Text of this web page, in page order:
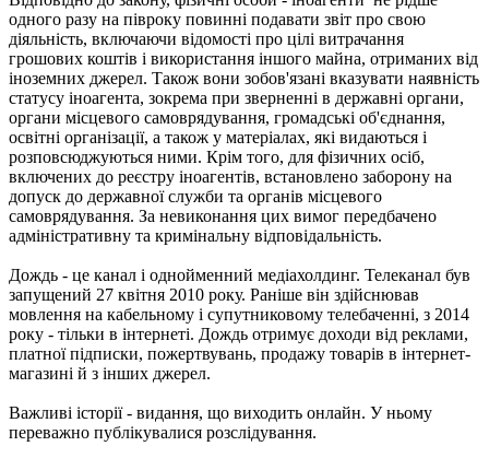
одного разу на півроку повинні подавати звіт про свою
діяльність, включаючи відомості про цілі витрачання
грошових коштів і використання іншого майна, отриманих від
іноземних джерел. Також вони зобов'язані вказувати наявність
статусу іноагента, зокрема при зверненні в державні органи,
органи місцевого самоврядування, громадські об'єднання,
освітні організації, а також у матеріалах, які видаються і
розповсюджуються ними. Крім того, для фізичних осіб,
включених до реєстру іноагентів, встановлено заборону на
допуск до державної служби та органів місцевого
самоврядування. За невиконання цих вимог передбачено
адміністративну та кримінальну відповідальність.
Дождь - це канал і однойменний медіахолдинг. Телеканал був
запущений 27 квітня 2010 року. Раніше він здійснював
мовлення на кабельному і супутниковому телебаченні, з 2014
року - тільки в інтернеті. Дождь отримує доходи від реклами,
платної підписки, пожертвувань, продажу товарів в інтернет-
магазині й з інших джерел.
Важливі історії - видання, що виходить онлайн. У ньому
переважно публікувалися розслідування.